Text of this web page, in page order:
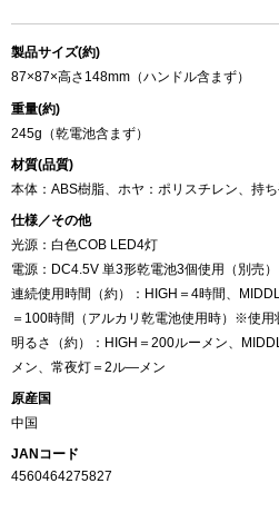
製品サイズ(約)
87×87×高さ148mm（ハンドル含まず）
重量(約)
245g（乾電池含まず）
材質(品質)
本体：ABS樹脂、ホヤ：ポリスチレン、持
仕様／その他
光源：白色COB LED4灯
電源：DC4.5V 単3形乾電池3個使用（別売）
連続使用時間（約）：HIGH＝4時間、
＝100時間（アルカリ乾電池使用時）※使用
明るさ（約）：HIGH＝200ルーメン、
メン、常夜灯＝2ル―メン
原産国
中国
JANコード
4560464275827